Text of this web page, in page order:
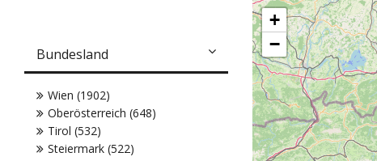
+
−
Bundesland
Wien (1902)
Oberösterreich (648)
Tirol (532)
Steiermark (522)